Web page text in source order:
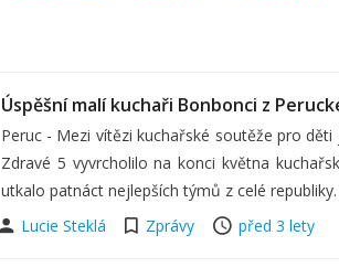
Úspěšní malí kuchaři Bonbonci z
Peruc - Mezi vítězi kuchařské soutěže pro
Zdravé 5 vyvrcholilo na konci května
utkalo patnáct nejlepších týmů z celé
Lucie Steklá
Zprávy před 3 lety